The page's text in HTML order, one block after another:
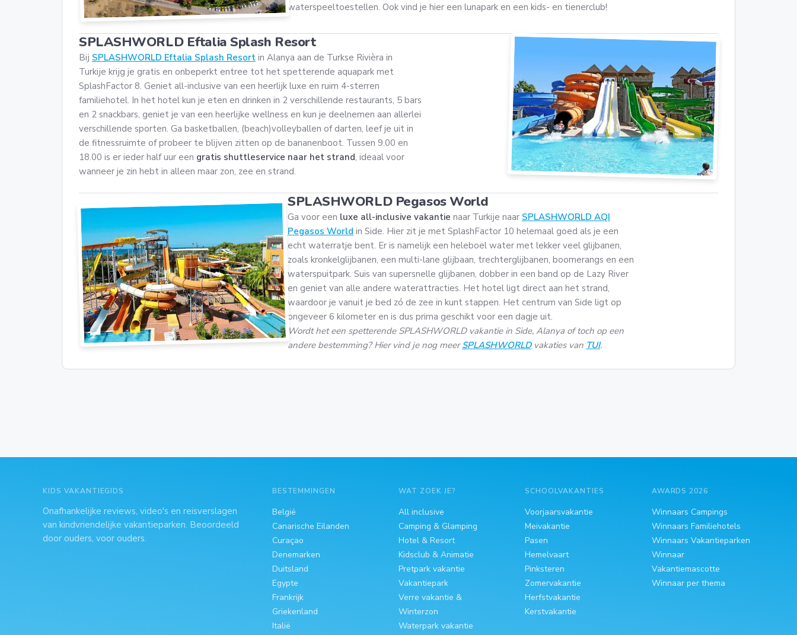
waterspeeltoestellen. Ook vind je hier een lunapark en een kids- en tienerclub!
SPLASHWORLD Eftalia Splash Resort
Bij SPLASHWORLD Eftalia Splash Resort in Alanya aan de Turkse Rivièra in
Turkije krijg je gratis en onbeperkt entree tot het spetterende aquapark met
SplashFactor 8. Geniet all-inclusive van een heerlijk luxe en ruim 4-sterren
familiehotel. In het hotel kun je eten en drinken in 2 verschillende restaurants, 5 bars
en 2 snackbars, geniet je van een heerlijke wellness en kun je deelnemen aan allerlei
verschillende sporten. Ga basketballen, (beach)volleyballen of darten, leef je uit in
de fitnessruimte of probeer te blijven zitten op de bananenboot. Tussen 9.00 en
18.00 is er ieder half uur een gratis shuttleservice naar het strand, ideaal voor
wanneer je zin hebt in alleen maar zon, zee en strand.
SPLASHWORLD Pegasos World
Ga voor een luxe all-inclusive vakantie naar Turkije naar SPLASHWORLD AQI
Pegasos World in Side. Hier zit je met SplashFactor 10 helemaal goed als je een
echt waterratje bent. Er is namelijk een heleboel water met lekker veel glijbanen,
zoals kronkelglijbanen, een multi-lane glijbaan, trechterglijbanen, boomerangs en een
waterspuitpark. Suis van supersnelle glijbanen, dobber in een band op de Lazy River
en geniet van alle andere waterattracties. Het hotel ligt direct aan het strand,
waardoor je vanuit je bed zó de zee in kunt stappen. Het centrum van Side ligt op
ongeveer 6 kilometer en is dus prima geschikt voor een dagje uit.
Wordt het een spetterende SPLASHWORLD vakantie in Side, Alanya of toch op een
andere bestemming? Hier vind je nog meerSPLASHWORLDvakaties van TUI.
KIDS VAKANTIEGIDS
Onafhankelijke reviews, video's en reisverslagen
van kindvriendelijke vakantieparken. Beoordeeld
door ouders, voor ouders.
BESTEMMINGEN
België
Canarische Eilanden
Curaçao
Denemarken
Duitsland
Egypte
Frankrijk
Griekenland
Italië
WAT ZOEK JE?
All inclusive
Camping & Glamping
Hotel & Resort
Kidsclub & Animatie
Pretpark vakantie
Vakantiepark
Verre vakantie &
Winterzon
Waterpark vakantie
SCHOOLVAKANTIES
Voorjaarsvakantie
Meivakantie
Pasen
Hemelvaart
Pinksteren
Zomervakantie
Herfstvakantie
Kerstvakantie
AWARDS 2026
Winnaars Campings
Winnaars Familiehotels
Winnaars Vakantieparken
Winnaar
Vakantiemascotte
Winnaar per thema